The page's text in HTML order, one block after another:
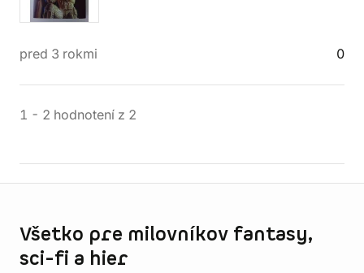
pred 3 rokmi 0
1 - 2 hodnotení z 2
Všetko pre milovníkov fantasy,
sci-fi a hier